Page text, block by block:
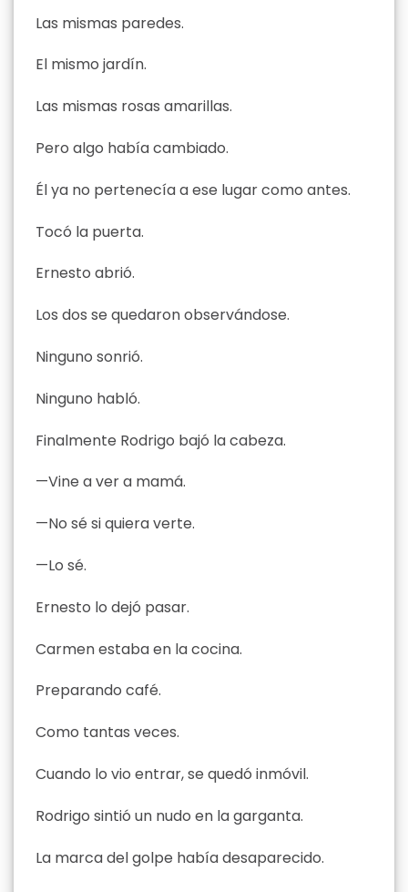
Las mismas paredes.
El mismo jardín.
Las mismas rosas amarillas.
Pero algo había cambiado.
Él ya no pertenecía a ese lugar como antes.
Tocó la puerta.
Ernesto abrió.
Los dos se quedaron observándose.
Ninguno sonrió.
Ninguno habló.
Finalmente Rodrigo bajó la cabeza.
—Vine a ver a mamá.
—No sé si quiera verte.
—Lo sé.
Ernesto lo dejó pasar.
Carmen estaba en la cocina.
Preparando café.
Como tantas veces.
Cuando lo vio entrar, se quedó inmóvil.
Rodrigo sintió un nudo en la garganta.
La marca del golpe había desaparecido.